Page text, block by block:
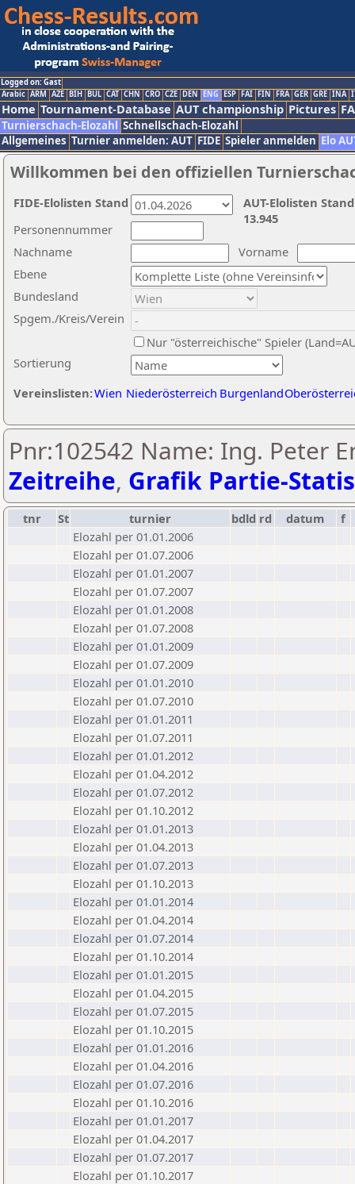
Logged on: Gast
Arabic ARM AZE BIH BUL CAT CHN CRO CZE DEN ENG ESP FAI FIN FRA GER GRE INA
Home Tournament-Database AUT championship Pictures
Turnierschach-Elozahl Schnellschach-Elozahl
Allgemeines Turnier anmelden: AUT FIDE Spieler anmelden Elo
Willkommen bei den offiziellen
Nachname
Vorname
Ebene
Sortierung
Personennummer
Bundesland
Spgem./Kreis/Verein
Nur "österreichische" Spieler
Vereinslisten:Wien Niederösterreich Burgenland
AUT-Elolisten
13.945
FIDE-Elolisten Stand
Pnr:102542 Name: Ing. Peter
Zeitreihe, Grafik Partie-
tnr St turnier bdld rd datum
f
Elozahl per 01.01.2006
Elozahl per 01.07.2006
Elozahl per 01.01.2007
Elozahl per 01.07.2007
Elozahl per 01.01.2008
Elozahl per 01.07.2008
Elozahl per 01.01.2009
Elozahl per 01.07.2009
Elozahl per 01.01.2010
Elozahl per 01.07.2010
Elozahl per 01.01.2011
Elozahl per 01.07.2011
Elozahl per 01.01.2012
Elozahl per 01.04.2012
Elozahl per 01.07.2012
Elozahl per 01.10.2012
Elozahl per 01.01.2013
Elozahl per 01.04.2013
Elozahl per 01.07.2013
Elozahl per 01.10.2013
Elozahl per 01.01.2014
Elozahl per 01.04.2014
Elozahl per 01.07.2014
Elozahl per 01.10.2014
Elozahl per 01.01.2015
Elozahl per 01.04.2015
Elozahl per 01.07.2015
Elozahl per 01.10.2015
Elozahl per 01.01.2016
Elozahl per 01.04.2016
Elozahl per 01.07.2016
Elozahl per 01.10.2016
Elozahl per 01.01.2017
Elozahl per 01.04.2017
Elozahl per 01.07.2017
Elozahl per 01.10.2017